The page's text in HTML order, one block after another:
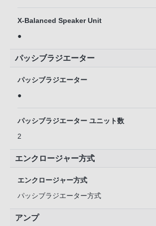
X-Balanced Speaker Unit
●
パッシブラジエーター
パッシブラジエーター
●
パッシブラジエーター ユニット数
2
エンクロージャー方式
エンクロージャー方式
パッシブラジエーター方式
アンプ